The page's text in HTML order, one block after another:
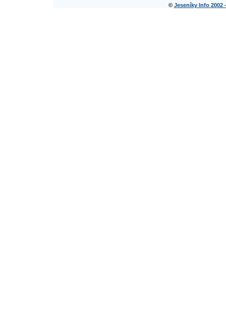
© Jeseníky Info 2002